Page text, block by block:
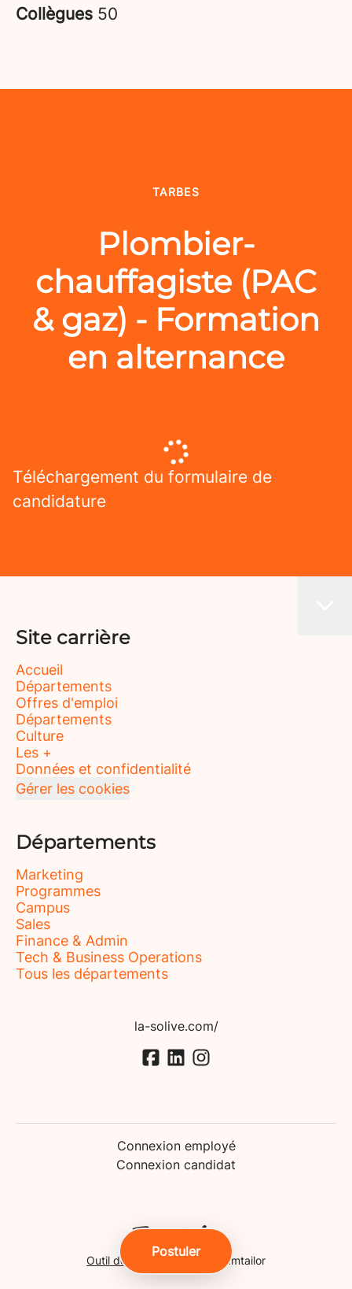
Collègues 50
Postuler
TARBES
Plombier-
chauffagiste (PAC
& gaz) - Formation
en alternance
Téléchargement du formulaire de
candidature
Site carrière
Accueil
Départements
Offres d'emploi
Départements
Culture
Les +
Données et confidentialité
Gérer les cookies
Départements
Marketing
Programmes
Campus
Sales
Finance & Admin
Tech & Business Operations
Tous les départements
la-solive.com/
Connexion employé
Connexion candidat
Outil de recrutementde Teamtailor